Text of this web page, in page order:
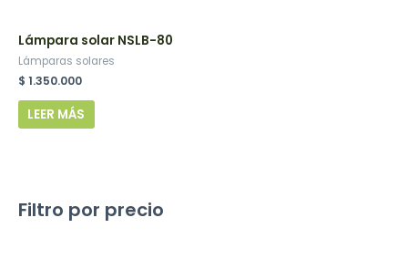
Filtro por precio
Lámpara solar NSLB-80
Lámparas solares
$ 1.350.000
LEER MÁS